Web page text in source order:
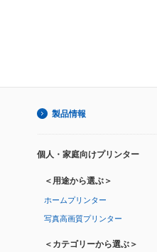
製品情報
個人・家庭向けプリンター
＜用途から選ぶ＞
ホームプリンター
写真高画質プリンター
＜カテゴリーから選ぶ＞